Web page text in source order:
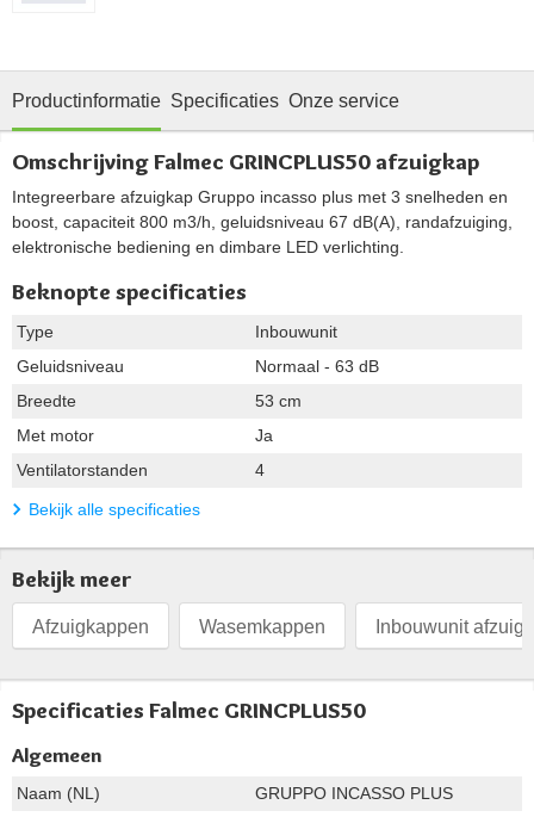
Productinformatie Specificaties Onze service
Omschrijving Falmec GRINCPLUS50 afzuigkap
Integreerbare afzuigkap Gruppo incasso plus met 3 snelheden en
boost, capaciteit 800 m3/h, geluidsniveau 67 dB(A), randafzuiging,
elektronische bediening en dimbare LED verlichting.
Beknopte specificaties
Type
Inbouwunit
Geluidsniveau
Normaal - 63 dB
Breedte
53 cm
Met motor
Ja
Ventilatorstanden
4
Bekijk alle specificaties
Bekijk meer
Afzuigkappen Wasemkappen Inbouwunit
Specificaties Falmec GRINCPLUS50
Algemeen
Naam (NL)
GRUPPO INCASSO PLUS